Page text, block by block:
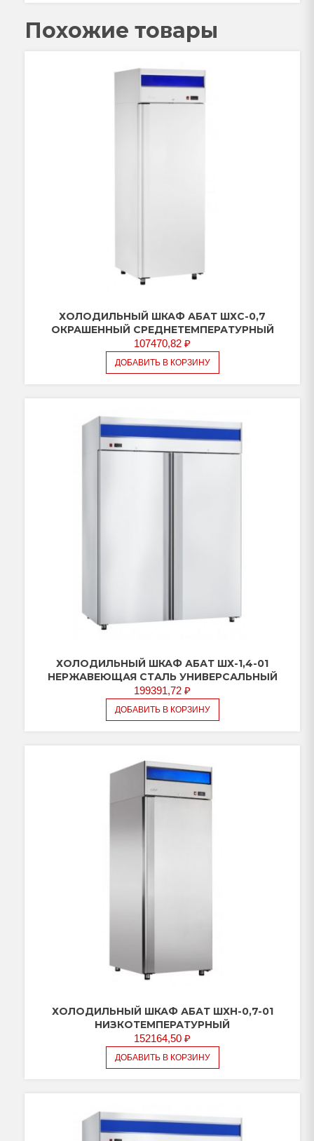
Похожие товары
ХОЛОДИЛЬНЫЙ ШКАФ АБАТ ШХС-0,7
ОКРАШЕННЫЙ СРЕДНЕТЕМПЕРАТУРНЫЙ
107470,82 ₽
ДОБАВИТЬ В КОРЗИНУ
ХОЛОДИЛЬНЫЙ ШКАФ АБАТ ШХ-1,4-01
НЕРЖАВЕЮЩАЯ СТАЛЬ УНИВЕРСАЛЬНЫЙ
199391,72 ₽
ДОБАВИТЬ В КОРЗИНУ
ХОЛОДИЛЬНЫЙ ШКАФ АБАТ ШХН-0,7-01
НИЗКОТЕМПЕРАТУРНЫЙ
152164,50 ₽
ДОБАВИТЬ В КОРЗИНУ